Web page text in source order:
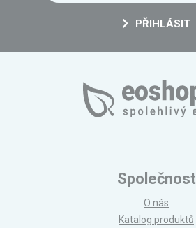
PŘIHLÁSIT
Společnost
O nás
Katalog produktů